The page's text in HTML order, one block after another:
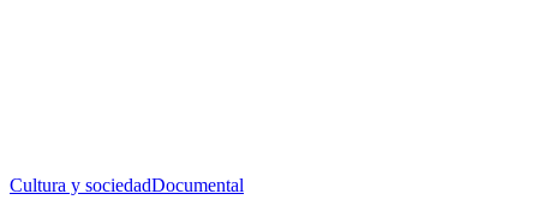
Cultura y sociedadDocumental